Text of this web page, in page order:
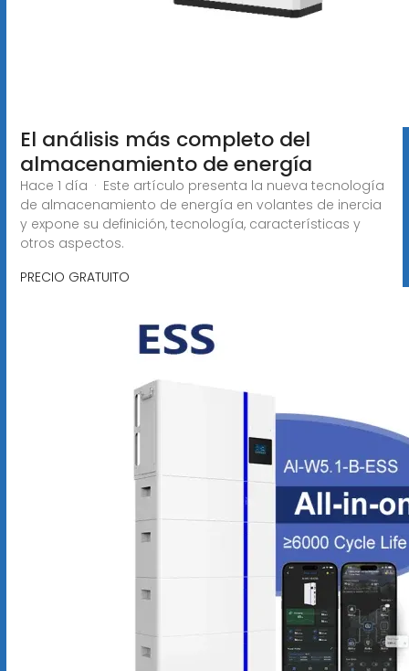
El análisis más completo del
almacenamiento de energía
Hace 1 día · Este artículo presenta la nueva tecnología
de almacenamiento de energía en volantes de inercia
y expone su definición, tecnología, características y
otros aspectos.
PRECIO GRATUITO